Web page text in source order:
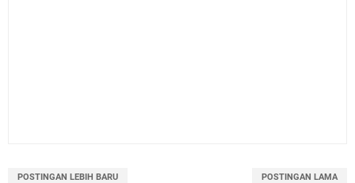
POSTINGAN LEBIH BARU POSTINGAN LAMA